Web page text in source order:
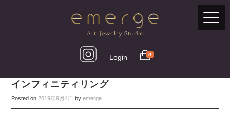
Login 0
インフィニティリング
Posted on2019年9月4日 byemerge